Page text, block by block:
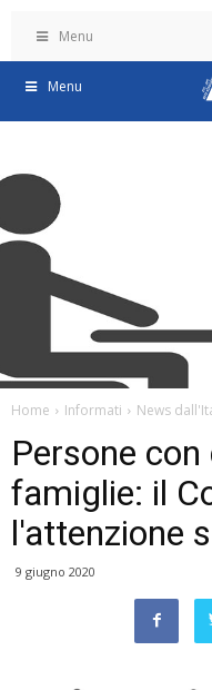
Menu
Menu
Home Informati News
Persone
famiglie: il
l'attenzione
9 giugno 2020